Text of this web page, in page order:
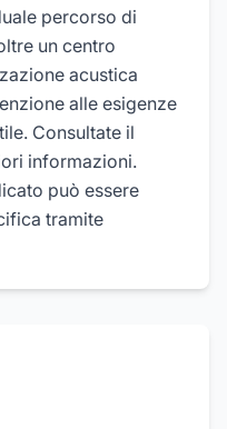
percorso di
un centro
acustica
alle esigenze
Consultate il
informazioni.
può essere
tramite